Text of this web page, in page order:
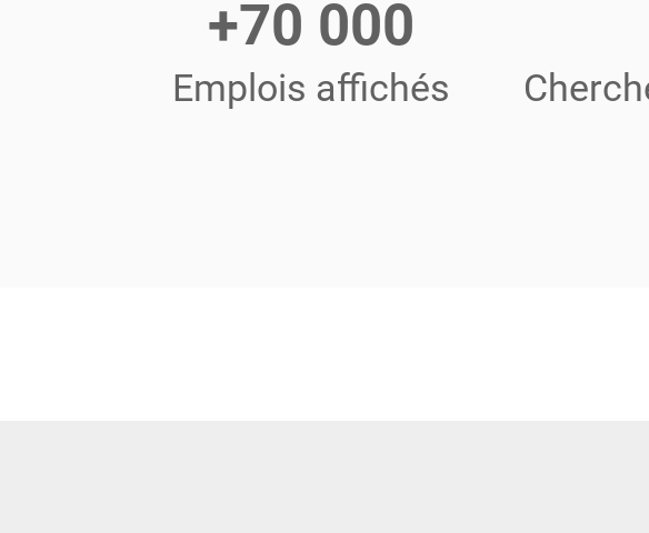
+70 000
Emplois affichés